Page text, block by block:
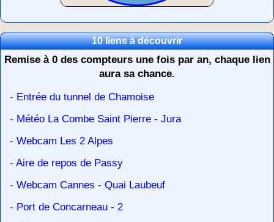
10 liens à découvrir
Remise à 0 des compteurs une fois par an, chaque lien
aura sa chance.
- Entrée du tunnel de Chamoise
- Météo La Combe Saint Pierre - Jura
- Webcam Les 2 Alpes
- Aire de repos de Passy
- Webcam Cannes - Quai Laubeuf
- Port de Concarneau - 2